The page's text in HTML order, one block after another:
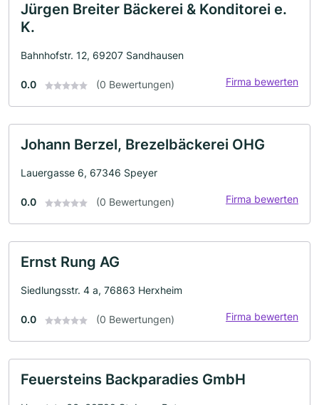
Jürgen Breiter Bäckerei & Konditorei e.
K.
Bahnhofstr. 12, 69207 Sandhausen
0.0 (0 Bewertungen) Firma bewerten
Johann Berzel, Brezelbäckerei OHG
Lauergasse 6, 67346 Speyer
0.0 (0 Bewertungen) Firma bewerten
Ernst Rung AG
Siedlungsstr. 4 a, 76863 Herxheim
0.0 (0 Bewertungen) Firma bewerten
Feuersteins Backparadies GmbH